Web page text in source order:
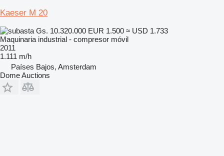
Kaeser M 20
Gs. 10.320.000 EUR 1.500 ≈ USD 1.733
Maquinaria industrial - compresor móvil
2011
1.111 m/h
Países Bajos, Amsterdam
Dome Auctions